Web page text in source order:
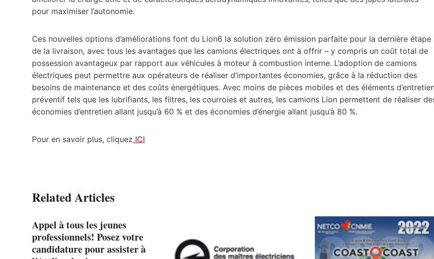
pour maximiser l’autonomie.
Ces nouvelles options d’améliorations font du Lion6 la solution zéro émission parfaite pour la dernière étape
de la livraison, avec tous les avantages que les camions électriques ont à offrir – y compris un coût total de
possession avantageux par rapport aux véhicules à moteur à combustion interne. L’adoption de camions
électriques peut permettre aux opérateurs de réaliser d’importantes économies, grâce à la réduction des
besoins de maintenance et des coûts énergétiques. Avec moins de pièces mobiles et des éléments
préventif tels que les lubrifiants, les filtres, les courroies et autres, les camions Lion permettent de réaliser
économies d’entretien allant jusqu’à 60 % et des économies d’énergie allant jusqu’à 80 %.
Pour en savoir plus, cliquez ICI
Related Articles
Appel à tous les jeunes
professionnels! Posez votre
candidature pour assister à